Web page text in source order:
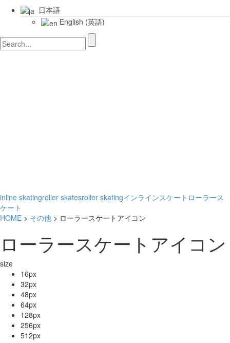
日本語
English (英語)
inline skatingroller skatesroller skatingインラインスケート ローラース
ケート
HOME > その他 > ローラースケートアイコン
ローラースケートアイコン
size
16px
32px
48px
64px
128px
256px
512px